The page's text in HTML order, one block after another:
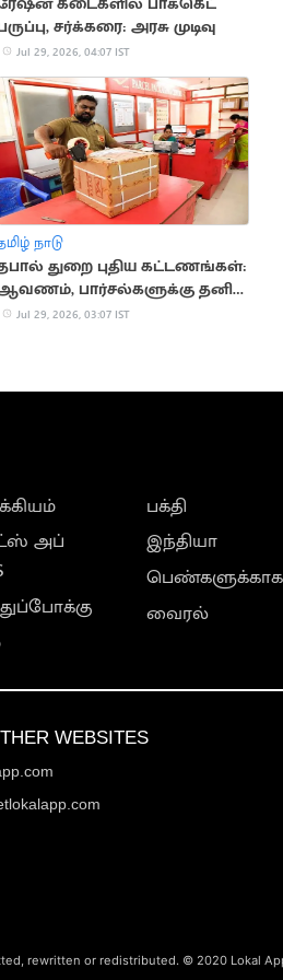
சர்க்கரை: அரசு முடிவு
Jul 29, 2026, 04:07 IST
நாடு
துறை புதிய கட்டணங்கள்:
பார்சல்களுக்கு தனி
வரையறை
Jul 29, 2026, 03:07 IST
அப்
பக்தி
இந்தியா
பெண்களுக்காக
வைரல்
WEBSITES
rewritten or redistributed. © 2020 Lokal